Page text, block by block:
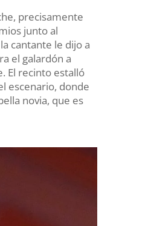
precisamente
junto al
cantante le dijo a
el galardón a
El recinto estalló
escenario, donde
novia, que es